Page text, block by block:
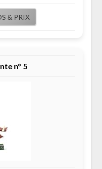
& PRIX
5